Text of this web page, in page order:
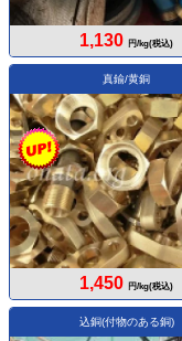
1,130 円/kg(税込)
真鍮/黄銅
1,450 円/kg(税込)
込銅(付物のある銅)